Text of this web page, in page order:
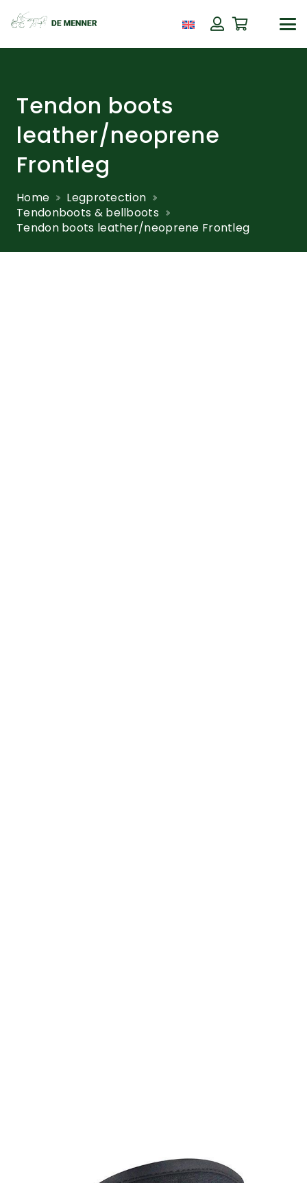
Tendon boots
leather/neoprene
Frontleg
Home
Legprotection
Tendonboots & bellboots
Tendon boots leather/neoprene Frontleg